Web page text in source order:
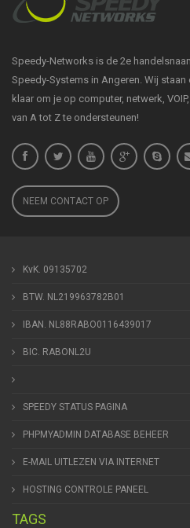
Speedy-Networks is de 2e
Speedy-Systems in Angeren. Wij
klaar om je op computer, netwerk,
van A tot Z te ondersteunen!
NEEM CONTACT OP
KvK. 09135702
BTW. NL219963782B01
IBAN. NL88RABO0116439017
BIC. RABONL2U
SPEEDY STATUS PAGINA
PHPMYADMIN DATABASE BEHEER
E-MAIL UITLEZEN VIA INTERNET
HOSTING CONTROLE PANEEL
TAGS